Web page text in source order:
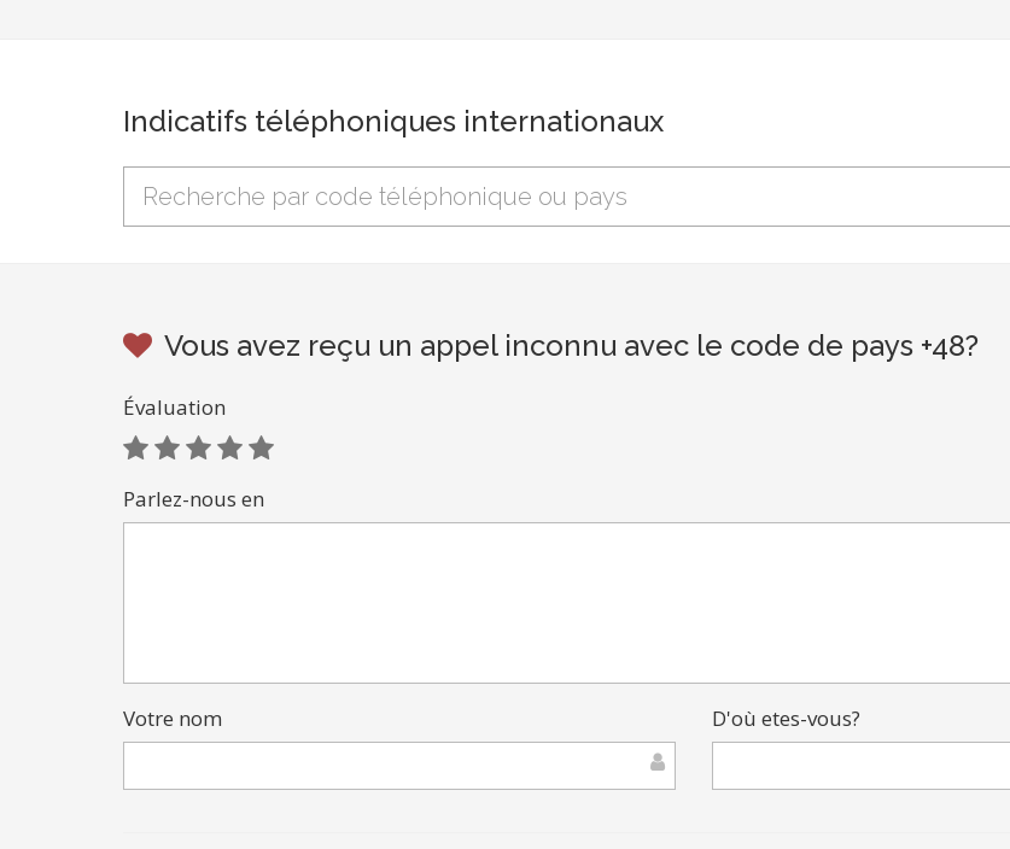
Indicatifs téléphoniques internationaux
Vous avez reçu un appel inconnu avec le code de pays +48?
Évaluation
Parlez-nous en
Votre nom D'où etes-vous?